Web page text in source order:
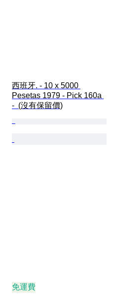
西班牙. - 10 x 5000
Pesetas 1979 - Pick 160a
-  (沒有保留價)
免運費